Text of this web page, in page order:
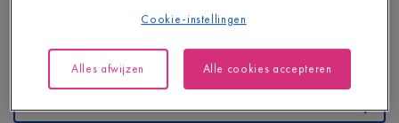
BELGIË
T +32 53784252
https://www.parketdewaegeneer.be/
Contacteer ons
Cookie-instellingen
Alles afwijzen Alle cookies accepteren